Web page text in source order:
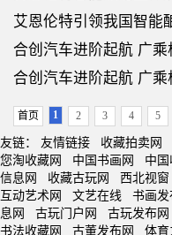
合创汽车进阶起航 广
合创汽车进阶起航 广
首页 1 2 3 4 5
友链： 友情链接 收藏拍卖网
您淘收藏网
中国书画网 中国
信息网
收藏古玩网 西北视窗
互动艺术网
文艺在线 书画发
息网
古玩门户网 古玩发布网
书法收藏网
古董发布网 体育